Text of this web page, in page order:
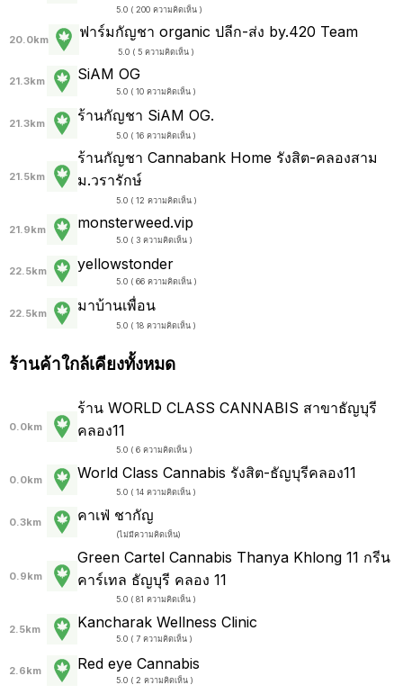
5.0 ( 200 ความคิดเห็น )
20.0km ฟาร์มกัญชา organic ปลีก-ส่ง by.420 Team
5.0 ( 5 ความคิดเห็น )
21.3km SiAM OG
5.0 ( 10 ความคิดเห็น )
21.3km ร้านกัญชา SiAM OG.
5.0 ( 16 ความคิดเห็น )
21.5km
ร้านกัญชา Cannabank Home รังสิต-คลองสาม
ม.วรารักษ์
5.0 ( 12 ความคิดเห็น )
21.9km monsterweed.vip
5.0 ( 3 ความคิดเห็น )
22.5km yellowstonder
5.0 ( 66 ความคิดเห็น )
22.5km มาบ้านเพื่อน
5.0 ( 18 ความคิดเห็น )
ร้านค้าใกล้เคียงทั้งหมด
0.0km
ร้าน WORLD CLASS CANNABIS สาขาธัญบุรี
คลอง11
5.0 ( 6 ความคิดเห็น )
0.0km World Class Cannabis รังสิต-ธัญบุรีคลอง11
5.0 ( 14 ความคิดเห็น )
0.3km คาเฟ่ ชากัญ
(ไม่มีความคิดเห็น)
0.9km
Green Cartel Cannabis Thanya Khlong 11 กรีน
คาร์เทล ธัญบุรี คลอง 11
5.0 ( 81 ความคิดเห็น )
2.5km Kancharak Wellness Clinic
5.0 ( 7 ความคิดเห็น )
2.6km Red eye Cannabis
5.0 ( 2 ความคิดเห็น )